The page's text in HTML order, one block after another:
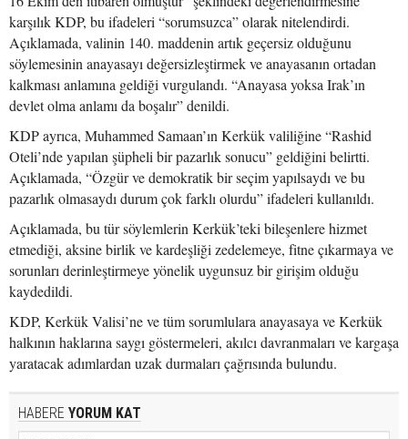
karşılık KDP, bu ifadeleri “sorumsuzca” olarak nitelendirdi.
Açıklamada, valinin 140. maddenin artık geçersiz olduğunu
söylemesinin anayasayı değersizleştirmek ve anayasanın ortadan
kalkması anlamına geldiği vurgulandı. “Anayasa yoksa Irak’ın
devlet olma anlamı da boşalır” denildi.
KDP ayrıca, Muhammed Samaan’ın Kerkük valiliğine “Rashid
Oteli’nde yapılan şüpheli bir pazarlık sonucu” geldiğini belirtti.
Açıklamada, “Özgür ve demokratik bir seçim yapılsaydı ve bu
pazarlık olmasaydı durum çok farklı olurdu” ifadeleri kullanıldı.
Açıklamada, bu tür söylemlerin Kerkük’teki bileşenlere hizmet
etmediği, aksine birlik ve kardeşliği zedelemeye, fitne çıkarmaya ve
sorunları derinleştirmeye yönelik uygunsuz bir girişim olduğu
kaydedildi.
KDP, Kerkük Valisi’ne ve tüm sorumlulara anayasaya ve Kerkük
halkının haklarına saygı göstermeleri, akılcı davranmaları ve kargaşa
yaratacak adımlardan uzak durmaları çağrısında bulundu.
HABERE YORUM KAT